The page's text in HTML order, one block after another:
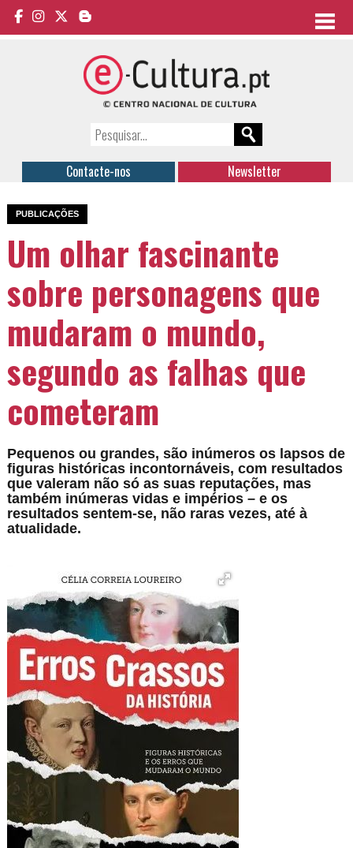
Contacte-nos Newsletter
PUBLICAÇÕES
Um olhar fascinante
sobre personagens que
mudaram o mundo,
segundo as falhas que
cometeram
Pequenos ou grandes, são inúmeros os lapsos de
figuras históricas incontornáveis, com resultados
que valeram não só as suas reputações, mas
também inúmeras vidas e impérios – e os
resultados sentem-se, não raras vezes, até à
atualidade.